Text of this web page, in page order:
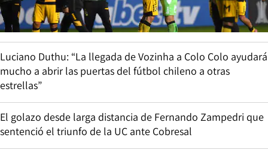
Luciano Duthu: “La llegada de Vozinha a Colo Colo ayudará
mucho a abrir las puertas del fútbol chileno a otras
estrellas”
El golazo desde larga distancia de Fernando Zampedri que
sentenció el triunfo de la UC ante Cobresal